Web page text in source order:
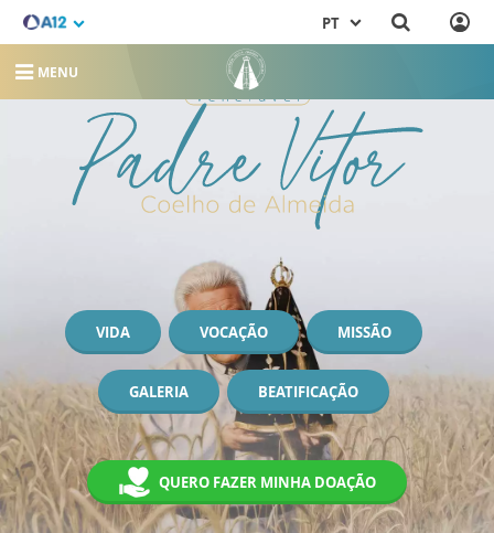
PT
MENU
VIDA VOCAÇÃO MISSÃO
GALERIA BEATIFICAÇÃO
QUERO FAZER MINHA DOAÇÃO